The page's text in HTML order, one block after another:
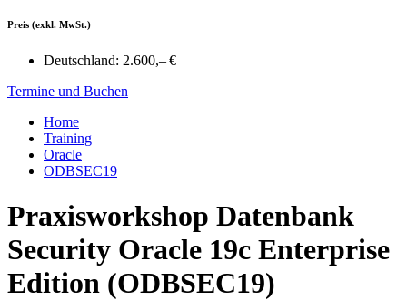
Preis (exkl. MwSt.)
Deutschland: 2.600,– €
Termine und Buchen
Home
Training
Oracle
ODBSEC19
Praxisworkshop Datenbank
Security Oracle 19c Enterprise
Edition (ODBSEC19)